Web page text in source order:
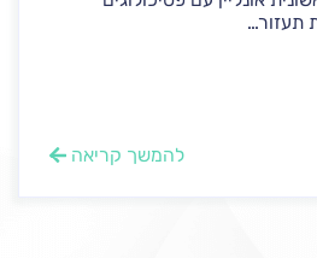
תעזור...
להמשך קריאה